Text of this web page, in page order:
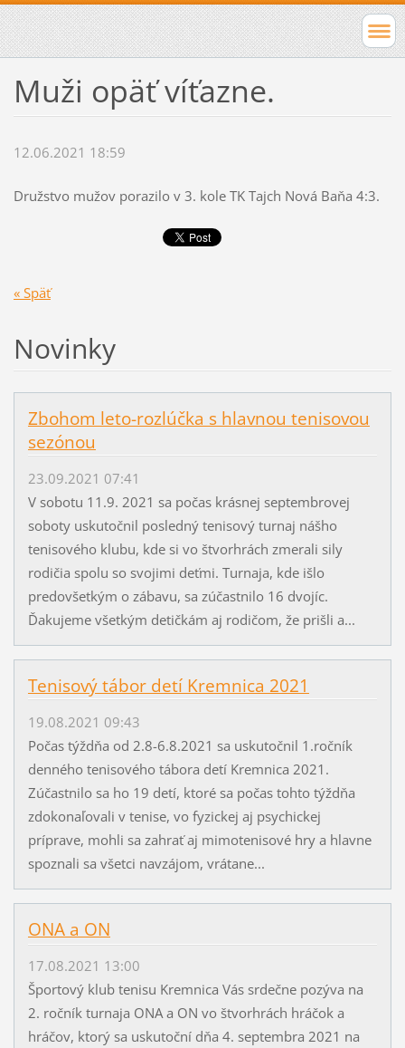
Muži opäť víťazne.
12.06.2021 18:59
Družstvo mužov porazilo v 3. kole TK Tajch Nová Baňa 4:3.
« Späť
Novinky
Zbohom leto-rozlúčka s hlavnou tenisovou
sezónou
23.09.2021 07:41
V sobotu 11.9. 2021 sa počas krásnej septembrovej
soboty uskutočnil posledný tenisový turnaj nášho
tenisového klubu, kde si vo štvorhrách zmerali sily
rodičia spolu so svojimi deťmi. Turnaja, kde išlo
predovšetkým o zábavu, sa zúčastnilo 16 dvojíc.
Ďakujeme všetkým detičkám aj rodičom, že prišli a...
Tenisový tábor detí Kremnica 2021
19.08.2021 09:43
Počas týždňa od 2.8-6.8.2021 sa uskutočnil 1.ročník
denného tenisového tábora detí Kremnica 2021.
Zúčastnilo sa ho 19 detí, ktoré sa počas tohto týždňa
zdokonaľovali v tenise, vo fyzickej aj psychickej
príprave, mohli sa zahrať aj mimotenisové hry a hlavne
spoznali sa všetci navzájom, vrátane...
ONA a ON
17.08.2021 13:00
Športový klub tenisu Kremnica Vás srdečne pozýva na
2. ročník turnaja ONA a ON vo štvorhrách hráčok a
hráčov, ktorý sa uskutoční dňa 4. septembra 2021 na